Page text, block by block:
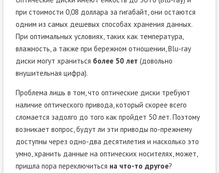
при стоимости 0,08 доллара за гигабайт, они остаются
одним из самых дешевых способах хранения данных.
При оптимальных условиях, таких как температура,
влажность, а также при бережном отношении, Blu-ray
диски могут храниться более 50 лет (довольно
внушительная цифра).
Проблема лишь в том, что оптические диски требуют
наличие оптического привода, который скорее всего
сломается задолго до того как пройдет 50 лет. Поэтому
возникает вопрос, будут ли эти приводы по-прежнему
доступны через одно-два десятилетия и насколько это
умно, хранить данные на оптических носителях, может,
пришла пора переключиться на что-то другое?